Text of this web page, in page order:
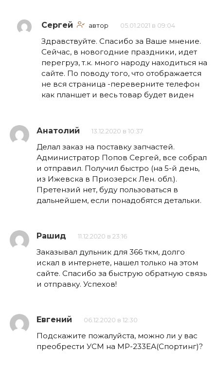
Сергей автор 05.01.2021 в 09:04
Здравствуйте. Спасибо за Ваше мнение.
Сейчас, в новогодние праздники, идет
перегруз, т.к. много народу находиться на
сайте. По поводу того, что отображается
не вся страница -переверните телефон
как планшет и весь товар будет виден
Анатолий 13.12.2020 в 10:37
Делал заказ на поставку запчастей.
Администратор Попов Сергей, все собрал
и отправил. Получил быстро (на 5-й день,
из Ижевска в Приозерск Лен. обл.).
Претензий нет, буду пользоваться в
дальнейшем, если понадобятся детальки.
Рашид 11.12.2020 в 23:16
Заказывал дульник для 366 ткм, долго
искал в интернете, нашел только на этом
сайте. Спасибо за быструю обратную связь
и отправку. Успехов!
Евгений 06.12.2020 в 12:30
Подскажите пожалуйста, можно ли у вас
преобрести УСМ на МР-233ЕА(Спортинг)?